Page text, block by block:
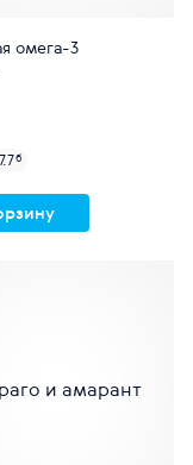
омега-3
б